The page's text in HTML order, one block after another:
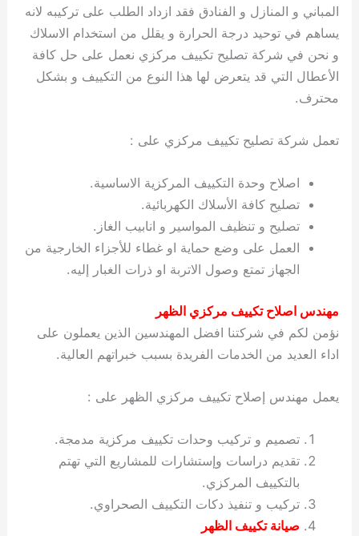
المباني و المنازل و الفنادق فقد ازداد الطلب على تركيبه لانه
يساهم في توحيد درجة الحرارة و يقلل من استخدام الاسلاك
و نحن في شركة تصليح تكييف مركزي نعمل على حل كافة
الأعطال التي قد يتعرض لها هذا النوع من التكييف و بشكل
محترف.
تعمل شركة تصليح تكييف مركزي على :
اصلاح وحدة التكييف المركزية الاساسية.
تصليح كافة الأسلاك الكهربائية.
تصليح و تنظيف المواسير و انابيب الغاز.
العمل على وضع حماية او غطاء للأجزاء الخارجية من
الجهاز تمتع وصول الاتربة او ذرات الغبار إليه.
مهندس اصلاح تكييف مركزي الظهر
نؤمن لكم في شركتنا افضل المهندسين الذين يعملون على
اداء العديد من الخدمات الفريدة بسبب خبراتهم العالية.
يعمل مهندس إصلاح تكييف مركزي الظهر على :
تصميم و تركيب وحدات تكييف مركزية مدمجة.
تقديم دراسات وإستشارات للمشاريع التي تهتم
بالتكييف المركزي.
تركيب و تنفيذ دكات التكييف الصحراوي.
صيانة تكييف الظهر